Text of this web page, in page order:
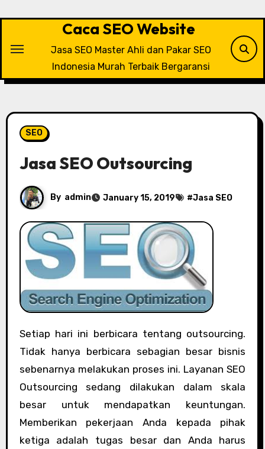
Caca SEO Website
Jasa SEO Master Ahli dan Pakar SEO
Indonesia Murah Terbaik Bergaransi
SEO
Jasa SEO Outsourcing
By admin January 15, 2019 #Jasa SEO
Setiap hari ini berbicara tentang outsourcing.
Tidak hanya berbicara sebagian besar bisnis
sebenarnya melakukan proses ini. Layanan SEO
Outsourcing sedang dilakukan dalam skala
besar untuk mendapatkan keuntungan.
Memberikan pekerjaan Anda kepada pihak
ketiga adalah tugas besar dan Anda harus